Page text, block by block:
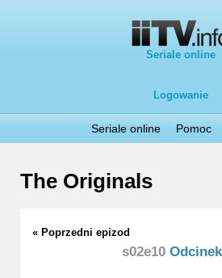
Seriale online
Logowanie
Seriale online Pomoc
The Originals
« Poprzedni epizod
s02e10